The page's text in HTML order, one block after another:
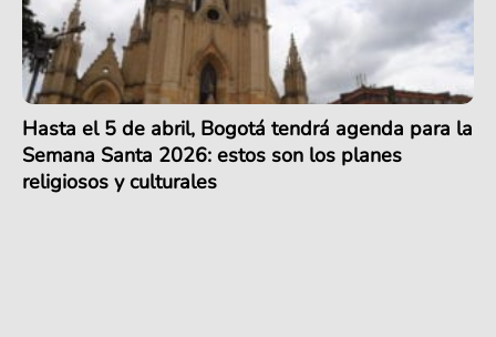
Hasta el 5 de abril, Bogotá tendrá agenda para la
Semana Santa 2026: estos son los planes
religiosos y culturales